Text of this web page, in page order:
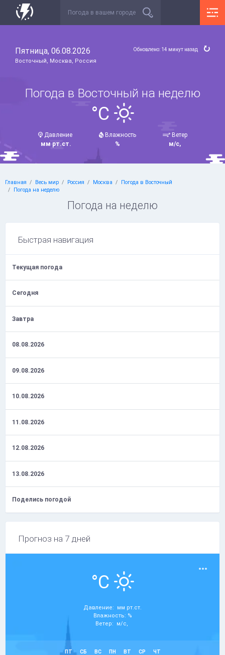
Пятница, 06.08.2026
Восточный, Москва, Россия
Обновлено: 14 минут назад
Погода в Восточный на неделю
°C
Давление
мм рт.ст.
Влажность
%
Ветер
м/с,
Главная Весь мир Россия Москва
Погода в Восточный
Погода на неделю
Погода на неделю
Быстрая навигация
Текущая погода
Сегодня
Завтра
08.08.2026
09.08.2026
10.08.2026
11.08.2026
12.08.2026
13.08.2026
Поделись погодой
Прогноз на 7 дней
°C
Давление: мм рт.ст.
Влажность: %
Ветер: м/с,
ПТ СБ ВС ПН ВТ СР ЧТ